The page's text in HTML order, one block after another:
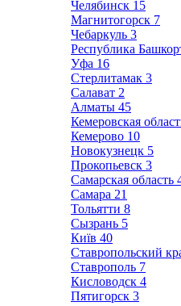
Челябинск 15
Магнитогорск 7
Чебаркуль 3
Республика
Уфа 16
Стерлитамак 3
Салават 2
Алматы 45
Кемеровская
Кемерово 10
Новокузнецк 5
Прокопьевск 3
Самарская область
Самара 21
Тольятти 8
Сызрань 5
Київ 40
Ставропольский
Ставрополь 7
Кисловодск 4
Пятигорск 3